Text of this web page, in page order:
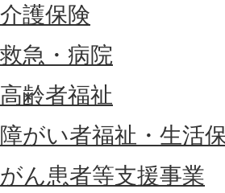
介護保険
救急・病院
高齢者福祉
障がい者福祉・生活
がん患者等支援事業